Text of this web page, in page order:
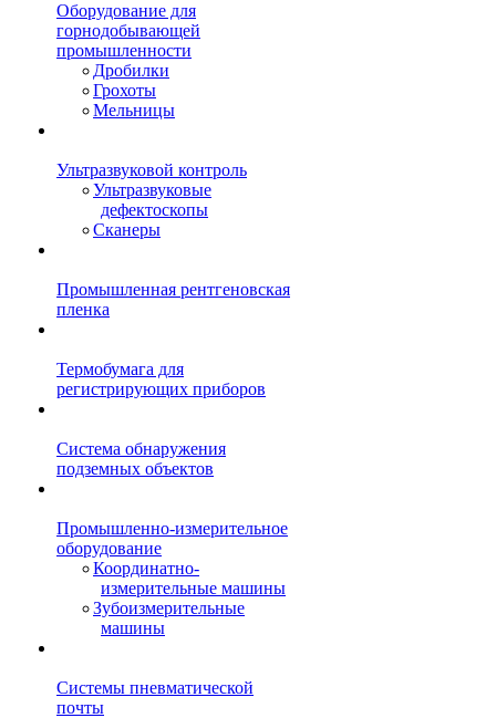
Оборудование для
горнодобывающей
промышленности
Дробилки
Грохоты
Мельницы
Ультразвуковой контроль
Ультразвуковые
дефектоскопы
Сканеры
Промышленная рентгеновская
пленка
Термобумага для
регистрирующих приборов
Система обнаружения
подземных объектов
Промышленно-измерительное
оборудование
Координатно-
измерительные машины
Зубоизмерительные
машины
Системы пневматической
почты